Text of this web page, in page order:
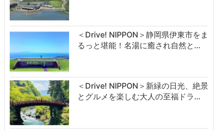
＜Drive! NIPPON＞静岡県伊東市をま
るっと堪能！名湯に癒され自然と…
＜Drive! NIPPON＞新緑の日光、絶景
とグルメを楽しむ大人の至福ドラ…